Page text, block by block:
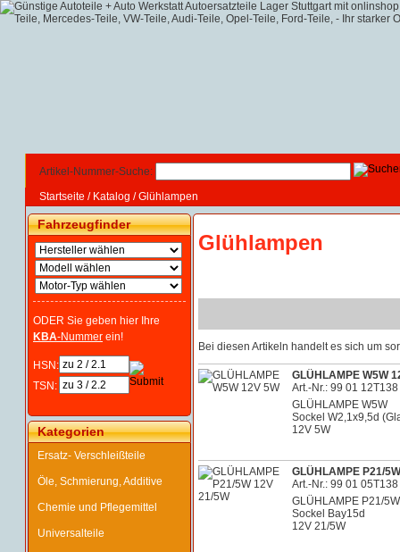
Artikel-Nummer-Suche:
Startseite / Katalog /Glühlampen
Fahrzeugfinder
ODER Sie geben hier Ihre
KBA-Nummer ein!
HSN:
TSN:
Kategorien
Ersatz- Verschleißteile
Öle, Schmierung, Additive
Chemie und Pflegemittel
Universalteile
Glühlampen
Bei diesen Artikeln handelt es sich um
GLÜHLAMPE W5W
Art.-Nr.: 99 01 12T138
GLÜHLAMPE W5W
Sockel W2,1x9,5d
12V 5W
GLÜHLAMPE P21/
Art.-Nr.: 99 01 05T138
GLÜHLAMPE P21/5W
Sockel Bay15d
12V 21/5W